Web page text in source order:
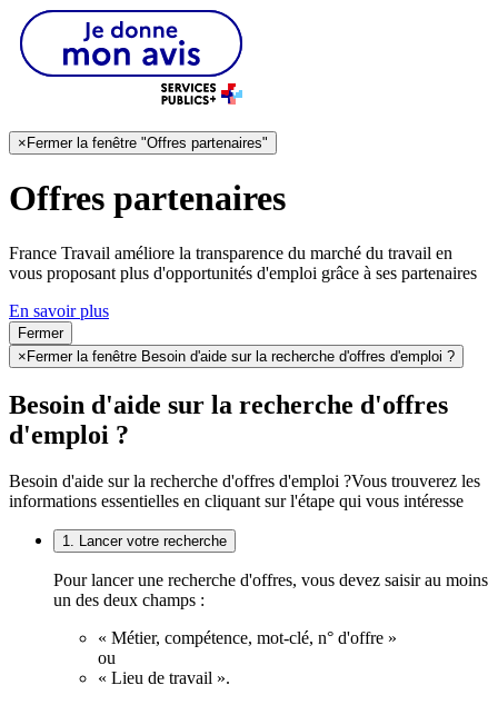
× Fermer la fenêtre "Offres partenaires"
Offres partenaires
France Travail améliore la transparence du marché du travail en
vous proposant plus d'opportunités d'emploi grâce à ses partenaires
En savoir plus
Fermer
×Fermer la fenêtre Besoin d'aide sur la recherche d'offres d'emploi ?
Besoin d'aide sur la recherche d'offres
d'emploi ?
Besoin d'aide sur la recherche d'offres d'emploi ?Vous trouverez les
informations essentielles en cliquant sur l'étape qui vous intéresse
1. Lancer votre recherche
Pour lancer une recherche d'offres, vous devez saisir au moins
un des deux champs :
« Métier, compétence, mot-clé, n° d'offre »
ou
« Lieu de travail ».